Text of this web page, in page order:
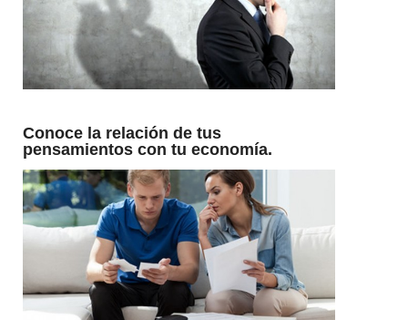
Conoce la relación de tus
pensamientos con tu economía.